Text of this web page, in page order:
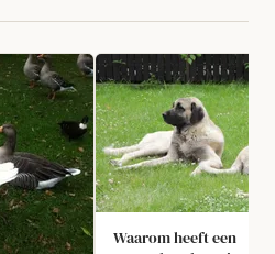
Waarom heeft een